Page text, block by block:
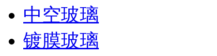
中空玻璃
镀膜玻璃